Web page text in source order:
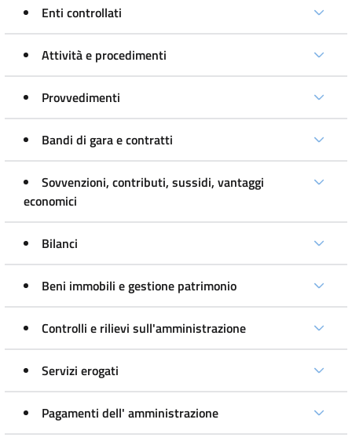
Enti controllati
Attività e procedimenti
Provvedimenti
Bandi di gara e contratti
Sovvenzioni, contributi, sussidi, vantaggi
economici
Bilanci
Beni immobili e gestione patrimonio
Controlli e rilievi sull'amministrazione
Servizi erogati
Pagamenti dell' amministrazione